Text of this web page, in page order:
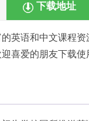
下载地址
英语和中文课程
喜爱的朋友下载使